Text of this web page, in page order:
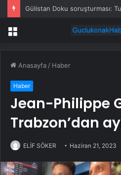
Menü
Anasayfa / Haber
Haber
Jean-Philippe
Trabzon’dan
ELİF SÖKER Haziran 21, 2023